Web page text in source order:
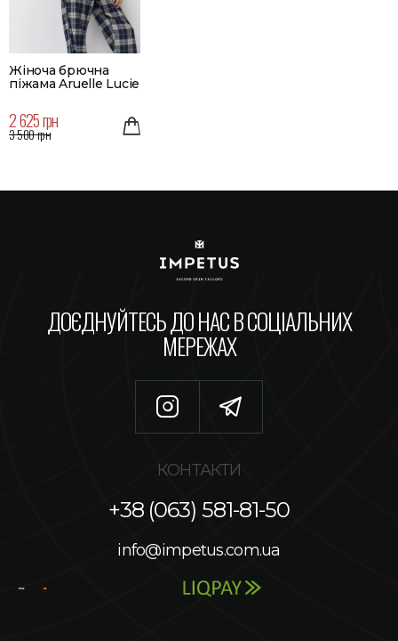
Жіноча брючна
піжама Aruelle Lucie
2 625 грн
3 500 грн
ДОЄДНУЙТЕСЬ ДО НАС В СОЦІАЛЬНИХ
МЕРЕЖАХ
КОНТАКТИ
+38 (063) 581-81-50
info@impetus.com.ua